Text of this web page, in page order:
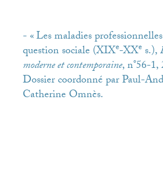
- «Les maladies
question sociale (XIXe-XXes.),
moderne et contemporaine, n°56-1,
Dossier coordonné par Paul-
Catherine Omnès.